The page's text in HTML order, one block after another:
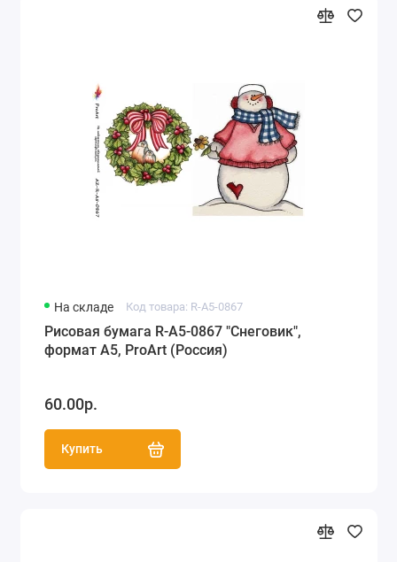
На складе Код товара: R-A5-0867
Рисовая бумага R-A5-0867 "Снеговик",
формат А5, ProArt (Россия)
60.00р.
Купить